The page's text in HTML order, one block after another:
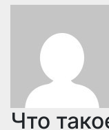
Что